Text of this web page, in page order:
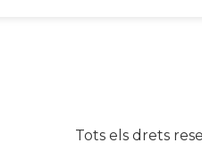
Tots els drets